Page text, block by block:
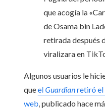
que acogía la
de Osama bin
retirada después
viralizara en
Algunos usuarios le
queelGuardianretiró el
web, publicado hace